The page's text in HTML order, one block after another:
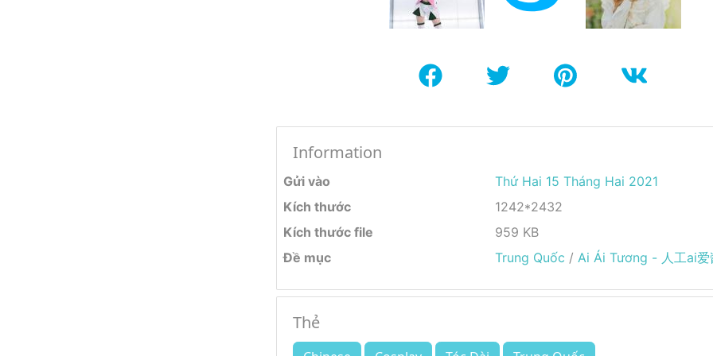
Information
Gửi vào
Thứ Hai 15 Tháng Hai 2021
Kích thước
1242*2432
Kích thước file
959 KB
Đề mục
Trung Quốc / Ai Ái Tương - 人工ai爱
Thẻ